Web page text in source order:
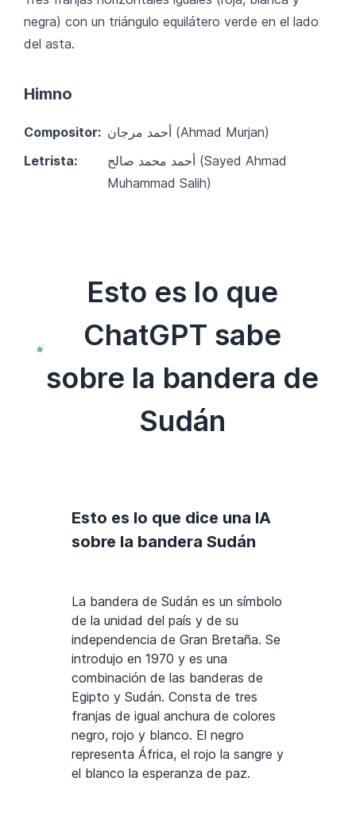
negra) con un triángulo equilátero verde en el lado
del asta.
Himno
Compositor:
أحمد مرجان (Ahmad Murjan)
Letrista:
أحمد محمد صالح (Sayed Ahmad
Muhammad Salih)
Esto es lo que
ChatGPT sabe
sobre la bandera de
Sudán
Esto es lo que dice una IA
sobre la bandera Sudán
La bandera de Sudán es un símbolo
de la unidad del país y de su
independencia de Gran Bretaña. Se
introdujo en 1970 y es una
combinación de las banderas de
Egipto y Sudán. Consta de tres
franjas de igual anchura de colores
negro, rojo y blanco. El negro
representa África, el rojo la sangre y
el blanco la esperanza de paz.